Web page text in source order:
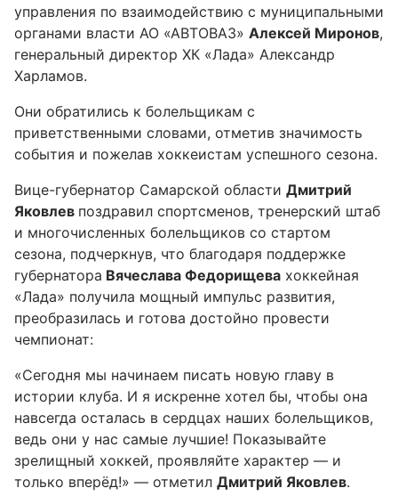
управления по взаимодействию с муниципальными
органами власти АО «АВТОВАЗ» Алексей Миронов,
генеральный директор ХК «Лада» Александр
Харламов.
Они обратились к болельщикам с
приветственными словами, отметив значимость
события и пожелав хоккеистам успешного сезона.
Вице-губернатор Самарской области Дмитрий
Яковлев поздравил спортсменов, тренерский штаб
и многочисленных болельщиков со стартом
сезона, подчеркнув, что благодаря поддержке
губернатора Вячеслава Федорищева хоккейная
«Лада» получила мощный импульс развития,
преобразилась и готова достойно провести
чемпионат:
«Сегодня мы начинаем писать новую главу в
истории клуба. И я искренне хотел бы, чтобы она
навсегда осталась в сердцах наших болельщиков,
ведь они у нас самые лучшие! Показывайте
зрелищный хоккей, проявляйте характер — и
только вперёд!» — отметил Дмитрий Яковлев.